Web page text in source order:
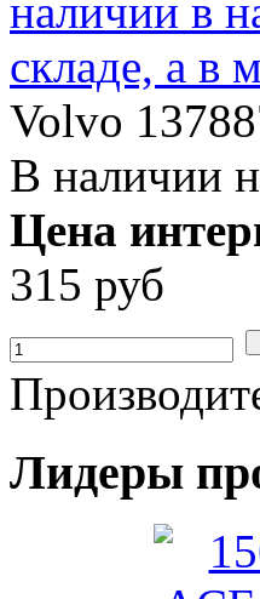
Volvo
В наличии
Цена
315 руб
Лидеры